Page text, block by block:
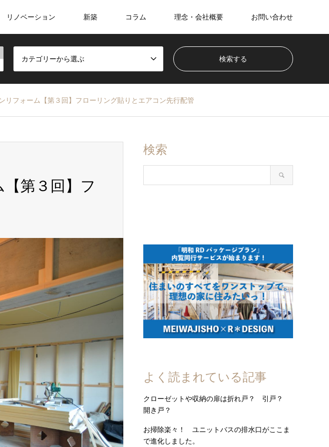
リノベーション 新築 コラム 理念・会社概要 お問い合わせ
カテゴリーから選ぶ
リフォーム【第３回】フローリング貼りとエアコン先行配管
第３回】フ
検索
よく読まれている記事
クローゼットや収納の扉は折れ戸？ 引戸？
開き戸？
お掃除楽々！ ユニットバスの排水口がここま
で進化しました。